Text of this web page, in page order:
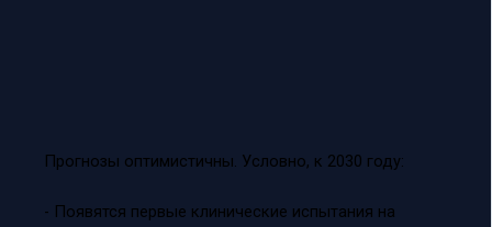
Прогнозы оптимистичны. Условно, к 2030 году:
- Появятся первые клинические испытания на